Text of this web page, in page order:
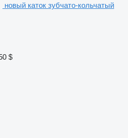
новый каток зубчато-кольчатый
$